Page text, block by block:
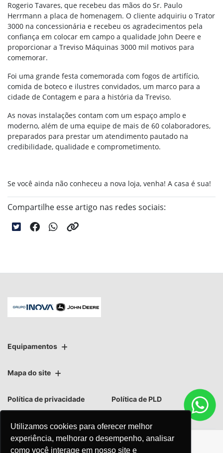
Utilizamos cookies para oferecer melhor
experiência, melhorar o desempenho, analisar
como você interage em nosso site e
Rogerio Tavares, que recebeu das mãos do Sr. Paulo
Herrmann a placa de homenagem. O cliente adquiriu o Trator
3000 na concessionária e recebeu os agradecimentos pela
confiança em colocar em campo a qualidade John Deere e
proporcionar a Treviso Máquinas 3000 mil motivos para
comemorar.
Foi uma grande festa comemorada com fogos de artifício,
comida de boteco e ilustres convidados, um marco para a
cidade de Contagem e para a história da Treviso.
As novas instalações contam com um espaço amplo e
moderno, além de uma equipe de mais de 60 colaboradores,
preparados para prestar um atendimento pautado na
credibilidade, qualidade e comprometimento.
Se você ainda não conheceu a nova loja, venha! A casa é sua!
Compartilhe esse artigo nas redes sociais:
Equipamentos
Mapa do site
Política de privacidade Política de PLD